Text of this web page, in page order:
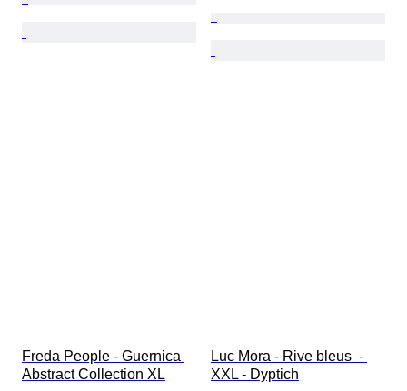
Freda People - Guernica
Abstract Collection XL
Luc Mora - Rive bleus  -
XXL - Dyptich